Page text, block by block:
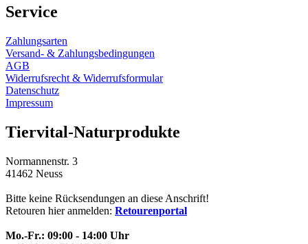
Service
Zahlungsarten
Versand- & Zahlungsbedingungen
AGB
Widerrufsrecht & Widerrufsformular
Datenschutz
Impressum
Tiervital-Naturprodukte
Normannenstr. 3
41462 Neuss
Bitte keine Rücksendungen an diese Anschrift!
Retouren hier anmelden: Retourenportal
Mo.-Fr.: 09:00 - 14:00 Uhr